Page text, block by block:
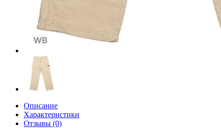
Описание
Характеристики
Отзывы (0)